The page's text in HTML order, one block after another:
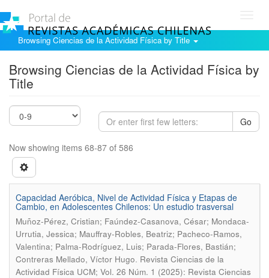
Browsing Ciencias de la Actividad Física by Title
Browsing Ciencias de la Actividad Física by
Title
Go
Now showing items 68-87 of 586
Capacidad Aeróbica, Nivel de Actividad Física y Etapas de
Cambio, en Adolescentes Chilenos: Un estudio trasversal
Muñoz-Pérez, Cristian; Faúndez-Casanova, César; Mondaca-
Urrutia, Jessica; Mauffray-Robles, Beatriz; Pacheco-Ramos,
Valentina; Palma-Rodríguez, Luis; Parada-Flores, Bastián;
Contreras Mellado, Víctor Hugo. Revista Ciencias de la
Actividad Física UCM; Vol. 26 Núm. 1 (2025): Revista Ciencias